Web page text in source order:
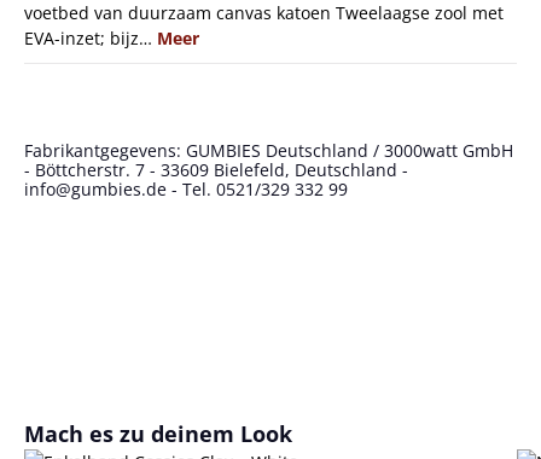
voetbed van duurzaam canvas katoen Tweelaagse zool met
EVA-inzet; bijz… Meer
Fabrikantgegevens: GUMBIES Deutschland / 3000watt GmbH
- Böttcherstr. 7 - 33609 Bielefeld, Deutschland -
info@gumbies.de - Tel. 0521/329 332 99
Productgalerij overslaan
Mach es zu deinem Look